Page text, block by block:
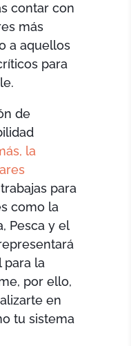
contar con
más
a aquellos
para
de
la
para
como la
Pesca y el
para la
por ello,
en
tu sistema